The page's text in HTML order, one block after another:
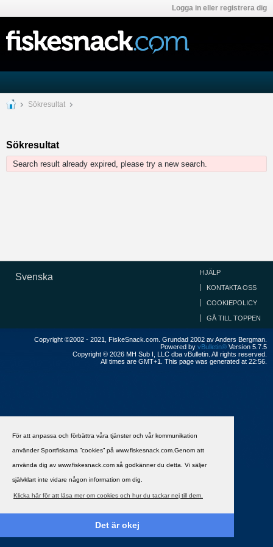
För att anpassa och förbättra våra tjänster och vår kommunikation
använder Sportfiskarna ”cookies” på www.fiskesnack.com.Genom att
använda dig av www.fiskesnack.com så godkänner du detta. Vi säljer
självklart inte vidare någon information om dig.
Klicka här för att läsa mer om cookies och hur du tackar nej till dem.
Det är okej
Logga in eller registrera dig
Sökresultat
Sökresultat
Search result already expired, please try a new search.
Svenska HJÄLP
KONTAKTA OSS
COOKIEPOLICY
GÅ TILL TOPPEN
Copyright ©2002 - 2021, FiskeSnack.com. Grundad 2002 av Anders Bergman.
Powered by vBulletin® Version 5.7.5
Copyright © 2026 MH Sub I, LLC dba vBulletin. All rights reserved.
All times are GMT+1. This page was generated at 22:56.